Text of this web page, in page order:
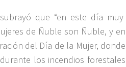
que “en este día muy
de Ñuble son Ñuble, y en
del Día de la Mujer, donde
los incendios forestales